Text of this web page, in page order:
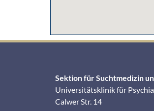
Sektion für Suchtmedizin
Universitätsklinik für
Calwer Str. 14